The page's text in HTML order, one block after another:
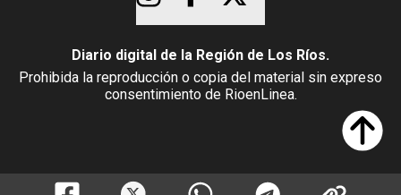
Diario digital de la Región de Los Ríos.
Prohibida la reproducción o copia del material sin expreso
consentimiento de RioenLinea.